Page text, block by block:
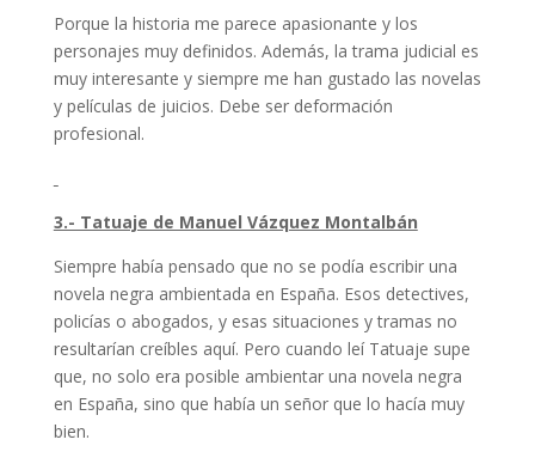
Porque la historia me parece apasionante y los
personajes muy definidos. Además, la trama judicial es
muy interesante y siempre me han gustado las novelas
y películas de juicios. Debe ser deformación
profesional.
3.- Tatuaje de Manuel Vázquez Montalbán
Siempre había pensado que no se podía escribir una
novela negra ambientada en España. Esos detectives,
policías o abogados, y esas situaciones y tramas no
resultarían creíbles aquí. Pero cuando leí Tatuaje supe
que, no solo era posible ambientar una novela negra
en España, sino que había un señor que lo hacía muy
bien.